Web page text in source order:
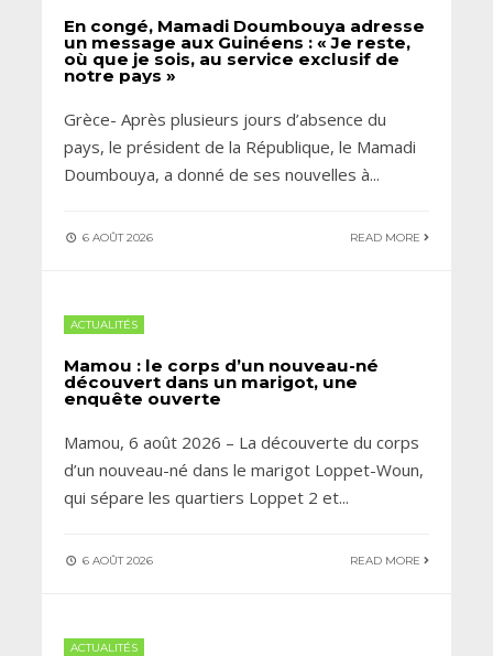
En congé, Mamadi Doumbouya adresse
un message aux Guinéens : « Je reste,
où que je sois, au service exclusif de
notre pays »
Grèce- Après plusieurs jours d’absence du
pays, le président de la République, le Mamadi
Doumbouya, a donné de ses nouvelles à...
6 AOÛT 2026 READ MORE
ACTUALITÉS
Mamou : le corps d’un nouveau-né
découvert dans un marigot, une
enquête ouverte
Mamou, 6 août 2026 – La découverte du corps
d’un nouveau-né dans le marigot Loppet-Woun,
qui sépare les quartiers Loppet 2 et...
6 AOÛT 2026 READ MORE
ACTUALITÉS